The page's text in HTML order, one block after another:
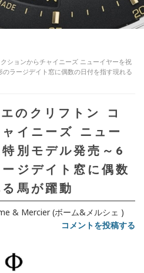
ションからチャイニーズ ニューイヤーを祝
ラージデイト窓に偶数の日付を指す現れる
のクリフトン コ
イニーズ ニュー
別モデル発売～6
ジデイト窓に偶数
馬が躍動
& Mercier (ボーム&メルシェ )
コメントを投稿する